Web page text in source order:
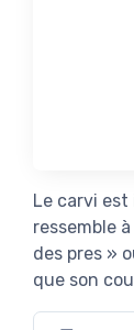
Le carvi est
ressemble
des pres »
que son